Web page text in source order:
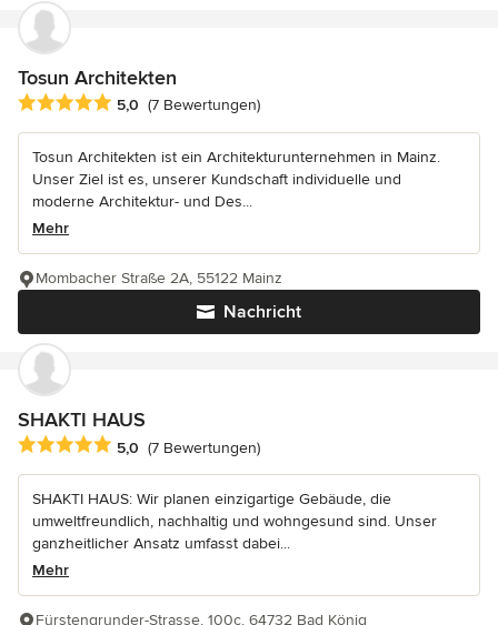
Tosun Architekten
Durchschnittliche Bewertung: 5 von 5 Sternen
5,0 (7 Bewertungen)
Tosun Architekten ist ein Architekturunternehmen in Mainz.
Unser Ziel ist es, unserer Kundschaft individuelle und
moderne Architektur- und Des...
Mehr
Nachricht
Mombacher Straße 2A, 55122 Mainz
SHAKTI HAUS
Durchschnittliche Bewertung: 5 von 5 Sternen
5,0 (7 Bewertungen)
SHAKTI HAUS: Wir planen einzigartige Gebäude, die
umweltfreundlich, nachhaltig und wohngesund sind. Unser
ganzheitlicher Ansatz umfasst dabei...
Mehr
Fürstengrunder-Strasse, 100c, 64732 Bad König